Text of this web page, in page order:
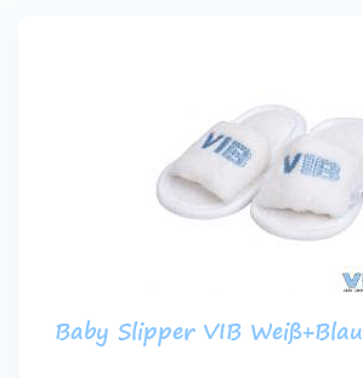
Baby Slipper VIB Weiß+Blau